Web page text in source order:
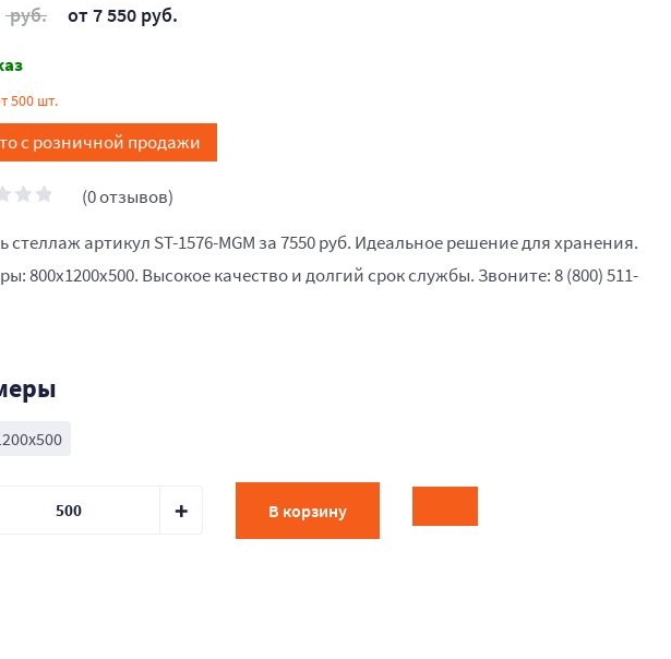
руб. от 7 550 руб.
500 шт.
с розничной продажи
(0 отзывов)
стеллаж артикул ST-1576-MGM за 7550 руб. Идеальное решение для хранения.
800x1200x500. Высокое качество и долгий срок службы. Звоните: 8 (800) 511-
В корзину